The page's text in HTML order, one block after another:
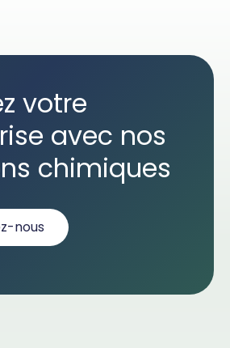
votre
avec nos
chimiques
nous